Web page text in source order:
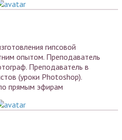
гипсовой
опытом. Преподаватель
Преподаватель в
(уроки Photoshop).
прямым эфирам